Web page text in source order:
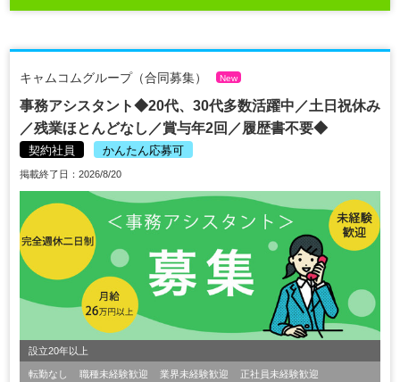
キャムコムグループ（合同募集） New
事務アシスタント◆20代、30代多数活躍中／土日祝休み
／残業ほとんどなし／賞与年2回／履歴書不要◆
契約社員 かんたん応募可
掲載終了日：2026/8/20
設立20年以上
転勤なし 職種未経験歓迎 業界未経験歓迎
正社員未経験歓迎